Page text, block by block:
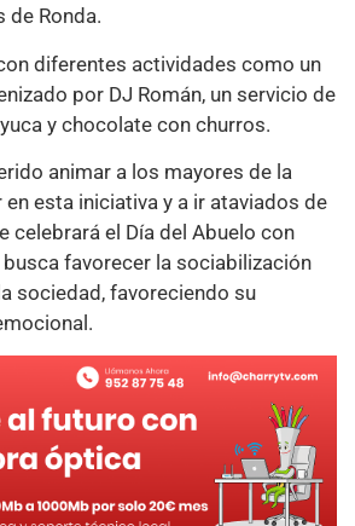
de Ronda.
diferentes actividades como un
por DJ Román, un servicio de
y chocolate con churros.
animar a los mayores de la
esta iniciativa y a ir ataviados de
celebrará el Día del Abuelo con
favorecer la sociabilización
sociedad, favoreciendo su